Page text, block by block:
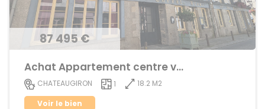
87 495 €
Achat Appartement centre ville
CHATEAUGIRON 1
18.2 M2
Voir le bien